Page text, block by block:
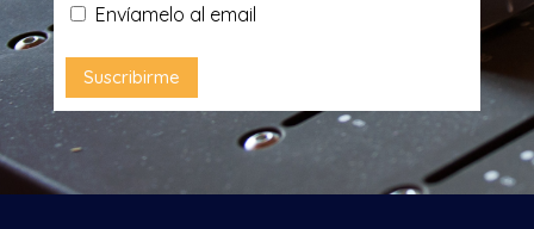
Envíamelo al email